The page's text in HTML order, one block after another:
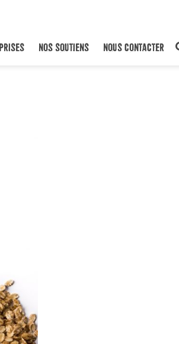
NOS SOUTIENS NOUS CONTACTER